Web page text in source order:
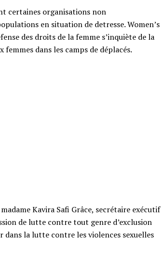
certaines organisations non
en situation de detresse. Women’s
des droits de la femme s’inquiète de la
femmes dans les camps de déplacés.
Kavira Safi Grâce, secrétaire exécutif
de lutte contre tout genre d’exclusion
dans la lutte contre les violences sexuelles